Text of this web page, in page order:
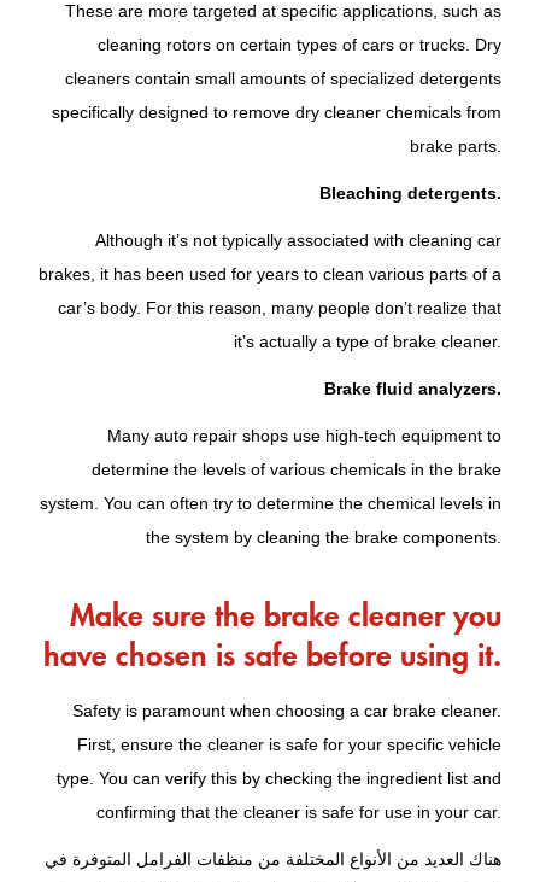
These are more targeted at specific applications, such as
cleaning rotors on certain types of cars or trucks. Dry
cleaners contain small amounts of specialized detergents
specifically designed to remove dry cleaner chemicals from
brake parts.
Bleaching detergents.
Although it’s not typically associated with cleaning car
brakes, it has been used for years to clean various parts of a
car’s body. For this reason, many people don’t realize that
it’s actually a type of brake cleaner.
Brake fluid analyzers.
Many auto repair shops use high-tech equipment to
determine the levels of various chemicals in the brake
system. You can often try to determine the chemical levels in
the system by cleaning the brake components.
Make sure the brake cleaner you
have chosen is safe before using it.
Safety is paramount when choosing a car brake cleaner.
First, ensure the cleaner is safe for your specific vehicle
type. You can verify this by checking the ingredient list and
confirming that the cleaner is safe for use in your car.
هناك العديد من الأنواع المختلفة من منظفات الفرامل المتوفرة في